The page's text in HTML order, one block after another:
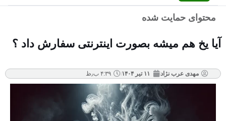
محتوای حمایت شده
آیا یخ هم میشه بصورت اینترنتی سفارش داد ؟
مهدی عرب نژاد ۱۱ تیر ۱۴۰۴ ۴:۳۹ ب٫ظ